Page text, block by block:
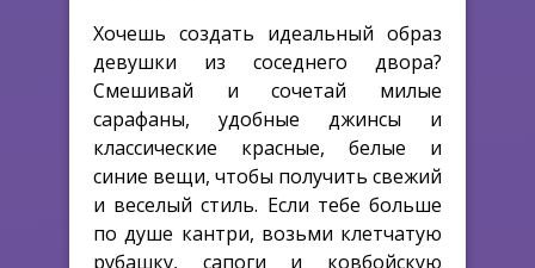
Хочешь создать идеальный образ
девушки из соседнего двора?
Смешивай и сочетай милые
сарафаны, удобные джинсы и
классические красные, белые и
синие вещи, чтобы получить свежий
и веселый стиль. Если тебе больше
по душе кантри, возьми клетчатую
рубашку, сапоги и ковбойскую